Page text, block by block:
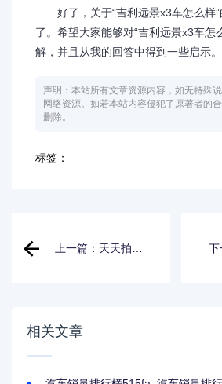
好了，关于“吉利远景x3车怎么样”
了。希望大家能够对“吉利远景x3车怎
解，并且从我的回答中得到一些启示。
声明：本站所有文章资源内容，如无特殊
网络资源。如若本站内容侵犯了原著者的
删除。
标签：
上一篇：天天拍车
下
相关文章